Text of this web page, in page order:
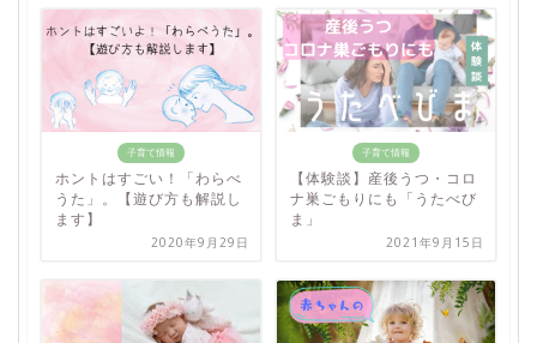
子育て情報
ホントはすごい！「わらべ
うた」。【遊び方も解説し
ます】
2020年9月29日
子育て情報
【体験談】産後うつ・コロ
ナ巣ごもりにも「うたべび
ま」
2021年9月15日